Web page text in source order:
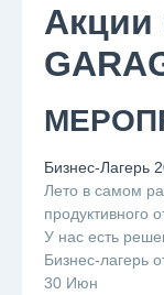
Акции
Бизнес-Лагерь
Лето в самом
продуктивного
У нас есть
Бизнес-лагерь
30 Июн